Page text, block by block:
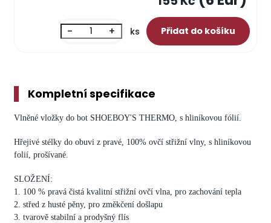
- + ks
Kompletní specifikace
Vlněné vložky do bot SHOEBOY'S THERMO, s hliníkovou fólií.
Hřejivé stélky do obuvi z pravé, 100% ovčí střižní vlny, s hliníkovou
folií, prošívané.
SLOŽENÍ:
1. 100 % pravá čistá kvalitní střižní ovčí vlna, pro zachování tepla
2. střed z husté pěny, pro změkčení došlapu
3. tvarově stabilní a prodyšný flís